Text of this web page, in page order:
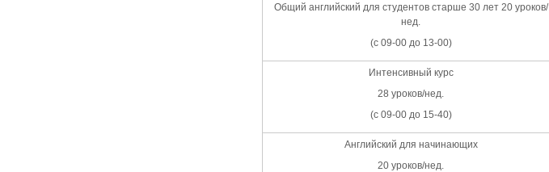
Общий английский для студентов старше 30 лет 20 уроков/
нед.
(с 09-00 до 13-00)
Интенсивный курс
28 уроков/нед.
(с 09-00 до 15-40)
Английский для начинающих
20 уроков/нед.